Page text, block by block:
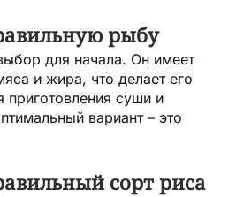
рыбу
для начала. Он имеет
и жира, что делает его
приготовления суши и
вариант – это
сорт риса